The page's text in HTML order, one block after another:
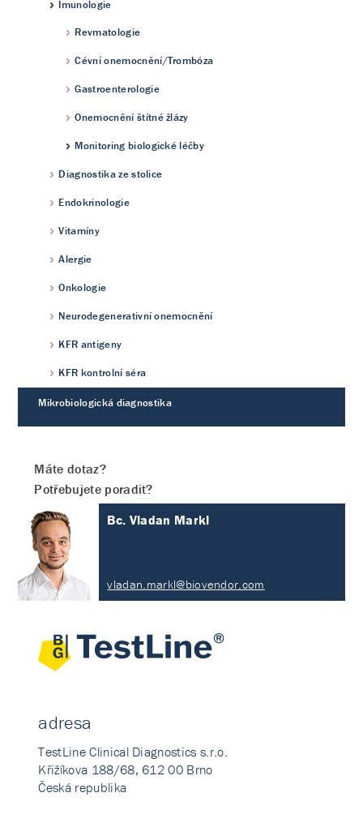
Imunologie
Revmatologie
Cévní onemocnění/Trombóza
Gastroenterologie
Onemocnění štítné žlázy
Monitoring biologické léčby
Diagnostika ze stolice
Endokrinologie
Vitamíny
Alergie
Onkologie
Neurodegenerativní onemocnění
KFR antigeny
KFR kontrolní séra
Mikrobiologická diagnostika
Máte dotaz?
Potřebujete poradit?
Bc. Vladan Markl
vladan.markl@biovendor.com
adresa
TestLine Clinical Diagnostics s.r.o.
Křižíkova 188/68, 612 00 Brno
Česká republika